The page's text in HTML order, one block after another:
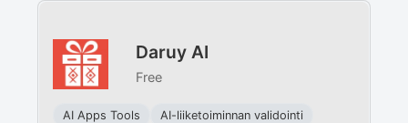
Daruy AI
Free
AI Apps Tools AI-liiketoiminnan validointi